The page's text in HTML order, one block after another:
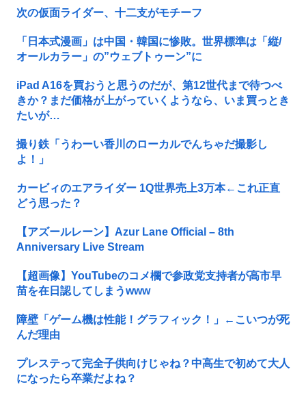
次の仮面ライダー、十二支がモチーフ
「日本式漫画」は中国・韓国に惨敗。世界標準は「縦/
オールカラー」の”ウェブトゥーン”に
iPad A16を買おうと思うのだが、第12世代まで待つべ
きか？まだ価格が上がっていくようなら、いま買っとき
たいが…
撮り鉄「うわーい香川のローカルでんちゃだ撮影し
よ！」
カービィのエアライダー 1Q世界売上3万本←これ正直
どう思った？
【アズールレーン】Azur Lane Official – 8th
Anniversary Live Stream
【超画像】YouTubeのコメ欄で参政党支持者が高市早
苗を在日認してしまうwww
障壁「ゲーム機は性能！グラフィック！」←こいつが死
んだ理由
プレステって完全子供向けじゃね？中高生で初めて大人
になったら卒業だよね？